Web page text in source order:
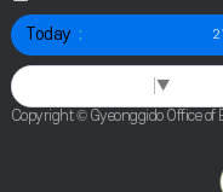
Today
▼
Copyright © Gyeonggido Office of